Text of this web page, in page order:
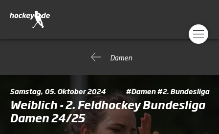
Damen
Samstag, 05. Oktober 2024 #Damen #2. Bundesliga
Weiblich - 2. Feldhockey Bundesliga
Damen 24/25